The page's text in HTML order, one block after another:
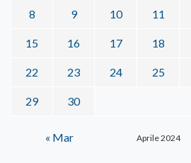
Aprile 2024
8 9 10 11
15 16 17 18
22 23 24 25
29 30
« Mar